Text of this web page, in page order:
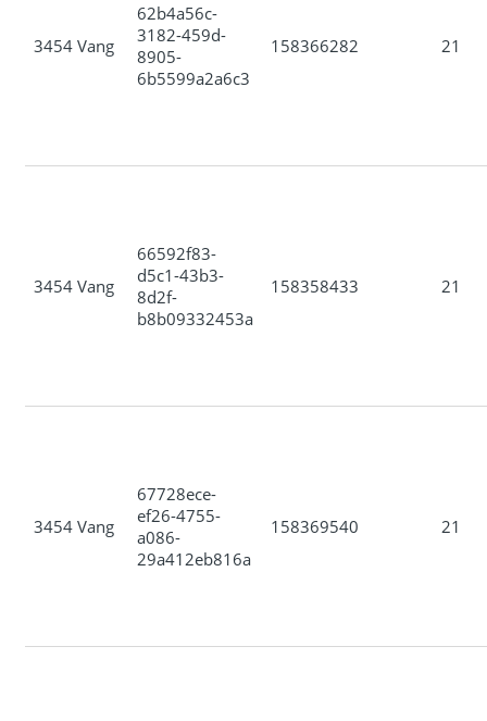
3454 Vang
62b4a56c-
3182-459d-
8905-
6b5599a2a6c3
158366282 21
3454 Vang
66592f83-
d5c1-43b3-
8d2f-
b8b09332453a
158358433 21
3454 Vang
67728ece-
ef26-4755-
a086-
29a412eb816a
158369540 21